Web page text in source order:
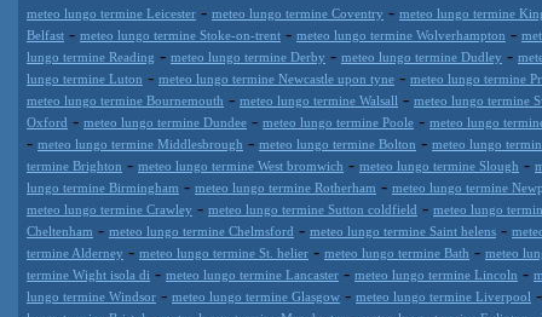
meteo lungo termine Leicester - meteo lungo termine Coventry - meteo lungo termine
Belfast - meteo lungo termine Stoke-on-trent - meteo lungo termine Wolverhampton -
lungo termine Reading - meteo lungo termine Derby - meteo lungo termine Dudley -
lungo termine Luton - meteo lungo termine Newcastle upon tyne - meteo lungo termine
meteo lungo termine Bournemouth - meteo lungo termine Walsall - meteo lungo termine
Oxford - meteo lungo termine Dundee - meteo lungo termine Poole - meteo lungo
- meteo lungo termine Middlesbrough - meteo lungo termine Bolton - meteo lungo
termine Brighton - meteo lungo termine West bromwich - meteo lungo termine Slough -
lungo termine Birmingham - meteo lungo termine Rotherham - meteo lungo termine
meteo lungo termine Crawley - meteo lungo termine Sutton coldfield - meteo lungo
Cheltenham - meteo lungo termine Chelmsford - meteo lungo termine Saint helens -
termine Alderney - meteo lungo termine St. helier - meteo lungo termine Bath - meteo
termine Wight isola di - meteo lungo termine Lancaster - meteo lungo termine Lincoln -
lungo termine Windsor - meteo lungo termine Glasgow - meteo lungo termine Liverpool